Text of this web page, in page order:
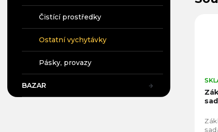
Čistící prostředky
Ostatní vychytávky
Pásky, provazy
BAZAR